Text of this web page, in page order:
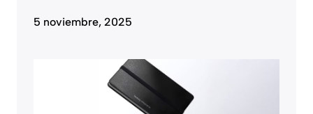
5 noviembre, 2025